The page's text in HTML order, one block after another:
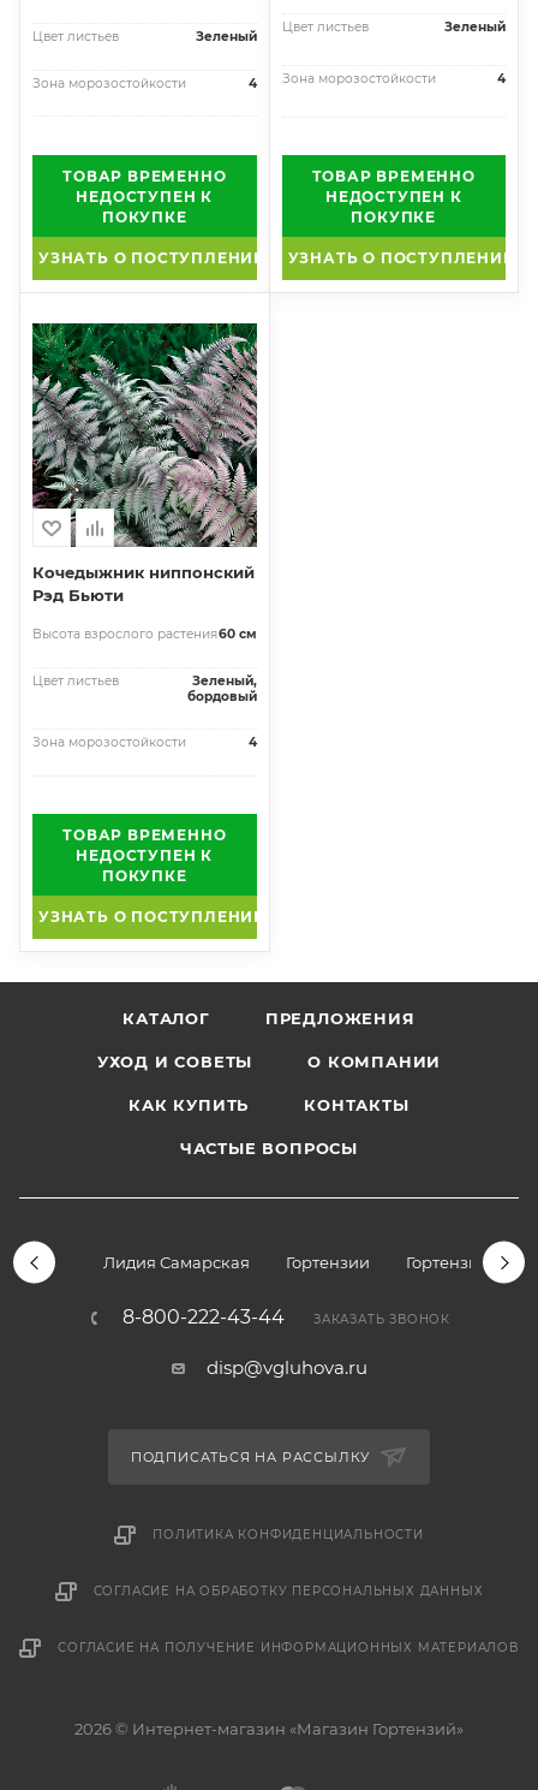
Цвет листьев Зеленый
Зона морозостойкости 4
ТОВАР ВРЕМЕННО
НЕДОСТУПЕН К
ПОКУПКЕ
УЗНАТЬ О ПОСТУПЛЕНИИ
Цвет листьев Зеленый
Зона морозостойкости 4
ТОВАР ВРЕМЕННО
НЕДОСТУПЕН К
ПОКУПКЕ
УЗНАТЬ О ПОСТУПЛЕНИИ
Кочедыжник ниппонский
Рэд Бьюти
Высота взрослого растения60 см
Цвет листьев
Зеленый,
бордовый
Зона морозостойкости 4
ТОВАР ВРЕМЕННО
НЕДОСТУПЕН К
ПОКУПКЕ
УЗНАТЬ О ПОСТУПЛЕНИИ
КАТАЛОГ ПРЕДЛОЖЕНИЯ
УХОД И СОВЕТЫ О КОМПАНИИ
КАК КУПИТЬ КОНТАКТЫ
ЧАСТЫЕ ВОПРОСЫ
Лидия Самарская Гортензии Гортензии
8-800-222-43-44 ЗАКАЗАТЬ ЗВОНОК
disp@vgluhova.ru
ПОДПИСАТЬСЯ НА РАССЫЛКУ
ПОЛИТИКА КОНФИДЕНЦИАЛЬНОСТИ
СОГЛАСИЕ НА ОБРАБОТКУ ПЕРСОНАЛЬНЫХ ДАННЫХ
СОГЛАСИЕ НА ПОЛУЧЕНИЕ ИНФОРМАЦИОННЫХ МАТЕРИАЛОВ
2026 © Интернет-магазин «Магазин Гортензий»